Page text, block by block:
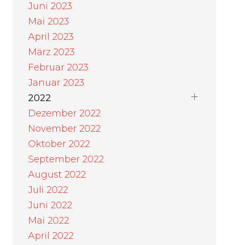
Juni 2023
Mai 2023
April 2023
März 2023
Februar 2023
Januar 2023
2022
Dezember 2022
November 2022
Oktober 2022
September 2022
August 2022
Juli 2022
Juni 2022
Mai 2022
April 2022